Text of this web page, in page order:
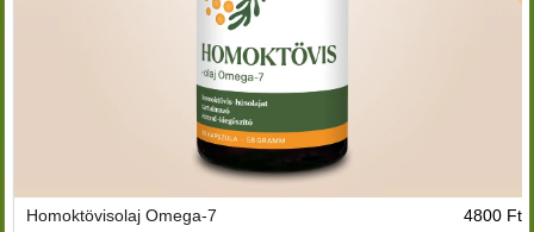
Homoktövisolaj Omega-7 4800 Ft